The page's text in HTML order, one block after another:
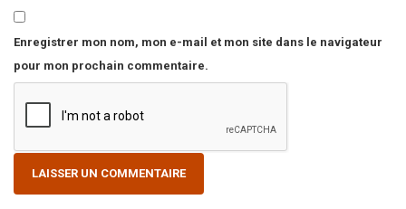
Enregistrer mon nom, mon e-mail et mon site dans le navigateur
pour mon prochain commentaire.